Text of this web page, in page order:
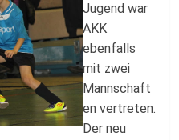
Jugend war
AKK
ebenfalls
mit zwei
Mannschaft
en vertreten.
Der neu